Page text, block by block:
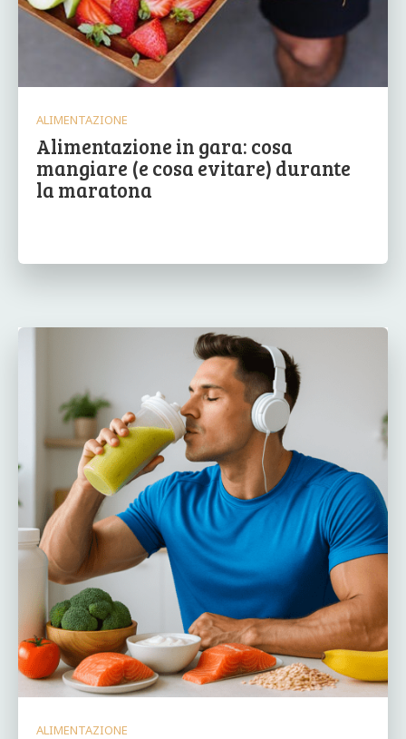
ALIMENTAZIONE
Alimentazione in gara: cosa
mangiare (e cosa evitare) durante
la maratona
ALIMENTAZIONE